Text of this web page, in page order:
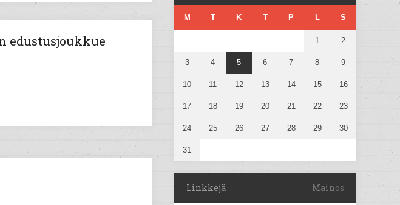
edustusjoukkue
M T K T P L S
1 2
3 4 5 6 7 8 9
10 11 12 13 14 15 16
17 18 19 20 21 22 23
24 25 26 27 28 29 30
31
Linkkejä Mainos